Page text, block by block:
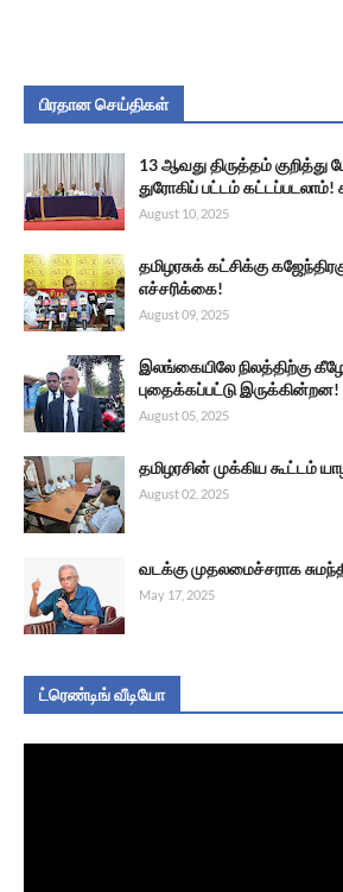
பிரதான செய்திகள்
13 ஆவது திருத்தம் குறித்து
துரோகிப் பட்டம் கட்டப்படலாம்!
August 10, 2025
தமிழரசுக் கட்சிக்கு
எச்சரிக்கை!
August 09, 2025
இலங்கையிலே நிலத்திற்கு
புதைக்கப்பட்டு
August 05, 2025
தமிழரசின் முக்கிய கூட்டம்
August 02, 2025
வடக்கு முதலமைச்சராக
May 17, 2025
ட்ரெண்டிங் வீடியோ